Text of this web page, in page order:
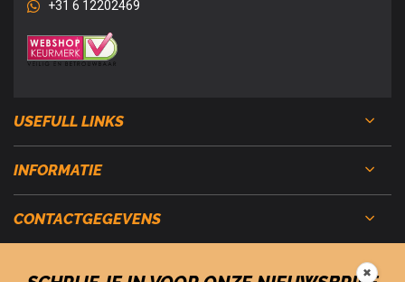
+31 6 12202469
USEFULL LINKS
INFORMATIE
CONTACTGEGEVENS
✖